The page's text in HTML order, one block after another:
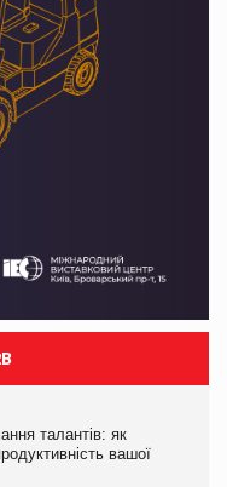
талантів: як
вашої